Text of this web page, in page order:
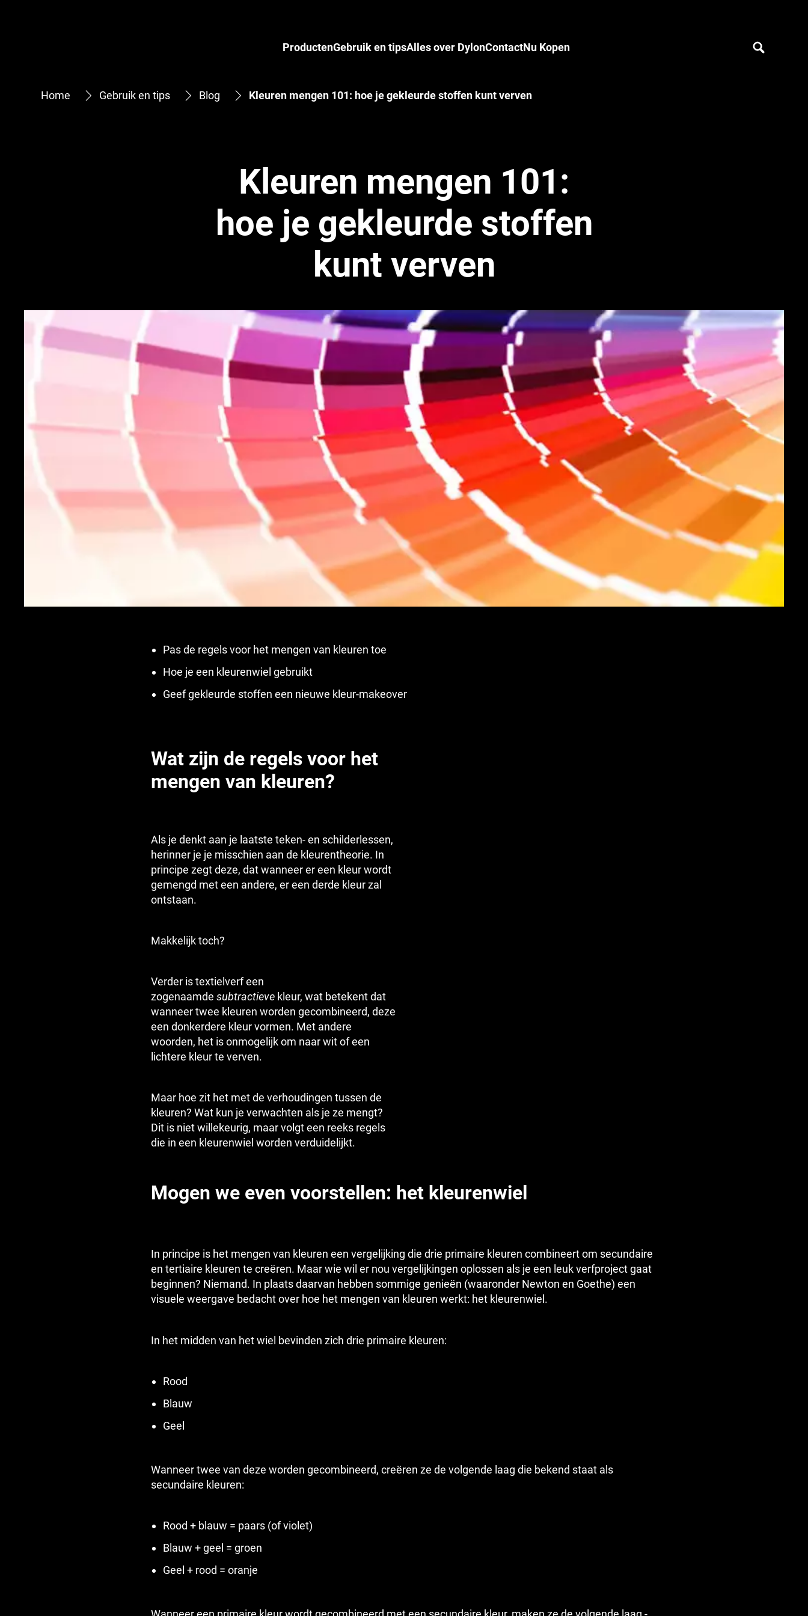
ProductenGebruik en tipsAlles over DylonContactNu Kopen
Home Gebruik en tips Blog Kleuren mengen 101: hoe je gekleurde stoffen kunt verven
Kleuren mengen 101:
hoe je gekleurde stoffen
kunt verven
Pas de regels voor het mengen van kleuren toe
Hoe je een kleurenwiel gebruikt
Geef gekleurde stoffen een nieuwe kleur-makeover
Wat zijn de regels voor het
mengen van kleuren?
Als je denkt aan je laatste teken- en schilderlessen,
herinner je je misschien aan de kleurentheorie. In
principe zegt deze, dat wanneer er een kleur wordt
gemengd met een andere, er een derde kleur zal
ontstaan.
Makkelijk toch?
Verder is textielverf een
zogenaamde subtractievekleur, wat betekent dat
wanneer twee kleuren worden gecombineerd, deze
een donkerdere kleur vormen. Met andere
woorden, het is onmogelijk om naar wit of een
lichtere kleur te verven.
Maar hoe zit het met de verhoudingen tussen de
kleuren? Wat kun je verwachten als je ze mengt?
Dit is niet willekeurig, maar volgt een reeks regels
die in een kleurenwiel worden verduidelijkt.
Mogen we even voorstellen: het kleurenwiel
In principe is het mengen van kleuren een vergelijking die drie primaire kleuren combineert om secundaire
en tertiaire kleuren te creëren. Maar wie wil er nou vergelijkingen oplossen als je een leuk verfproject gaat
beginnen? Niemand. In plaats daarvan hebben sommige genieën (waaronder Newton en Goethe) een
visuele weergave bedacht over hoe het mengen van kleuren werkt: het kleurenwiel.
In het midden van het wiel bevinden zich drie primaire kleuren:
Rood
Blauw
Geel
Wanneer twee van deze worden gecombineerd, creëren ze de volgende laag die bekend staat als
secundaire kleuren:
Rood + blauw = paars (of violet)
Blauw + geel = groen
Geel + rood = oranje